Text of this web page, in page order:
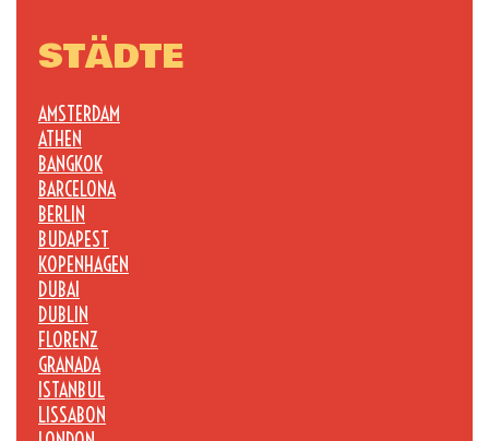
STÄDTE
AMSTERDAM
ATHEN
BANGKOK
BARCELONA
BERLIN
BUDAPEST
KOPENHAGEN
DUBAI
DUBLIN
FLORENZ
GRANADA
ISTANBUL
LISSABON